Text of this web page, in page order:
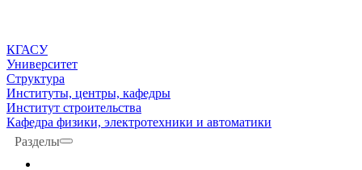
КГАСУ
Университет
Структура
Институты, центры, кафедры
Институт строительства
Кафедра физики, электротехники и автоматики
Разделы